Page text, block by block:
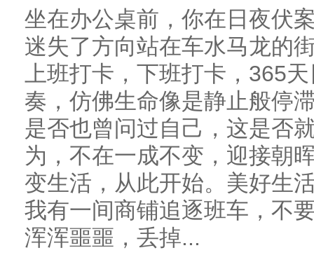
坐在办公桌前，你在日夜伏
迷失了方向站在车水马龙的
上班打卡，下班打卡，365
奏，仿佛生命像是静止般停
是否也曾问过自己，这是否
为，不在一成不变，迎接朝
变生活，从此开始。美好生
我有一间商铺追逐班车，不
浑浑噩噩，丢掉...